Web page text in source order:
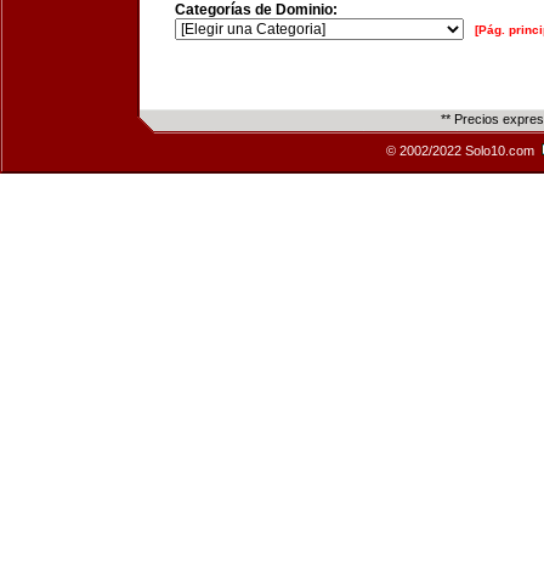
Categorías de Dominio:
[Pág.
** Precios
© 2002/2022 Solo10.com